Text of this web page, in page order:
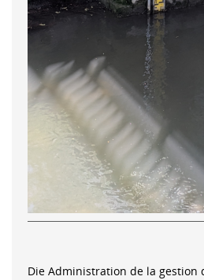
Die Administration de la gestion